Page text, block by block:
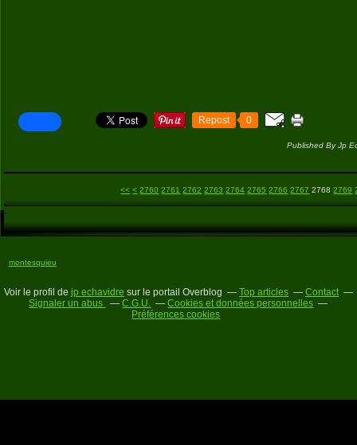
Repost 0
Published By Jp
<< < 2700
2710
2720
2730
2740
2750
2760 2761 2762 2763 2764 2765 2766 2767 2768 2769
montesquieu
Voir le profil de jp echavidre sur le portail Overblog Top articles
Contact
Signaler un abus
C.G.U.
Cookies et données personnelles
Préférences cookies